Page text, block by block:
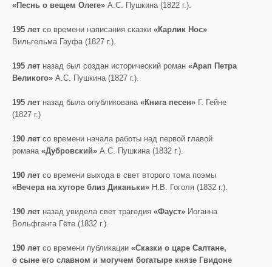
«Песнь о вещем Олеге» А.С. Пушкина (1822 г.).
195 лет со времени написания сказки «Карлик Нос»
Вильгельма Гауфа (1827 г.).
195 лет назад был создан исторический роман «Арап Петра
Великого» А.С. Пушкина (1827 г.).
195 лет назад была опубликована «Книга песен» Г. Гейне
(1827 г.)
190 лет со времени начала работы над первой главой
романа «Дубровский» А.С. Пушкина (1832 г.).
190 лет со времени выхода в свет второго тома поэмы
«Вечера на хуторе близ Диканьки» Н.В. Гоголя (1832 г.).
190 лет назад увидела свет трагедия «Фауст» Иоганна
Вольфганга Гёте (1832 г.).
190 лет со времени публикации «Сказки о царе Салтане,
о сыне его славном и могучем богатыре князе Гвидоне